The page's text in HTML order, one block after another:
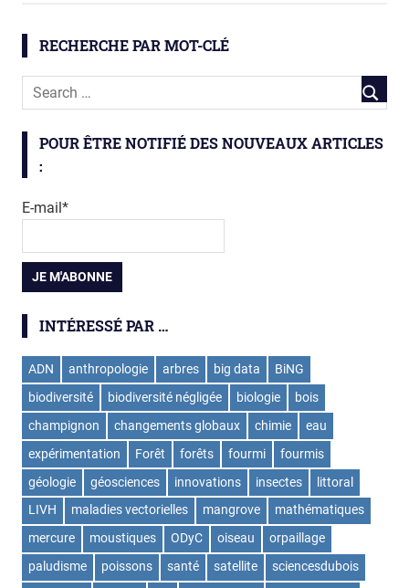
santé
RECHERCHE PAR MOT-CLÉ
POUR ÊTRE NOTIFIÉ DES NOUVEAUX ARTICLES
:
E-mail*
INTÉRESSÉ PAR …
ADN anthropologie arbres big data
BiNG
biodiversité
biodiversité négligée biologie
bois
champignon
changements globaux chimie
eau
expérimentation
Forêt forêts fourmi
fourmis
géologie
géosciences innovations insectes
littoral
LIVH
maladies vectorielles mangrove
mathématiques
mercure
moustiques ODyC oiseau
orpaillage
paludisme
poissons santé satellite
sciencesdubois